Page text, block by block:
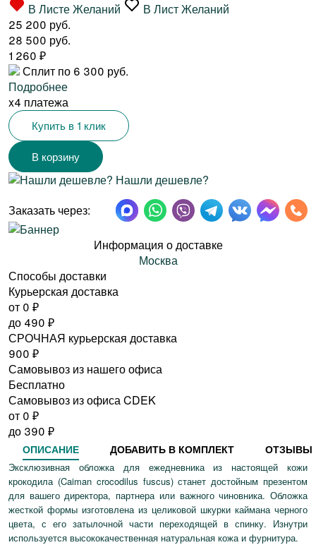
В Листе Желаний
В Лист Желаний
25 200 руб.
28 500 руб.
1 260 ₽
Сплит по 6 300 руб.
Подробнее
x4 платежа
Купить в 1 клик
Нашли дешевле?
Заказать через:
Информация о доставке
Москва
Способы доставки
Курьерская доставка
от 0 ₽
до 490 ₽
СРОЧНАЯ курьерская доставка
900 ₽
Самовывоз из нашего офиса
Бесплатно
Самовывоз из офиса CDEK
от 0 ₽
до 390 ₽
ОПИСАНИЕ ДОБАВИТЬ В КОМПЛЕКТ ОТЗЫВЫ
Эксклюзивная обложка для ежедневника из настоящей кожи
крокодила (Caiman crocodilus fuscus) станет достойным презентом
для вашего директора, партнера или важного чиновника. Обложка
жесткой формы изготовлена из целиковой шкурки каймана черного
цвета, с его затылочной части переходящей в спинку. Изнутри
используется высококачественная натуральная кожа и фурнитура.